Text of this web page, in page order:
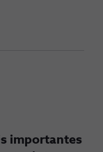
importantes